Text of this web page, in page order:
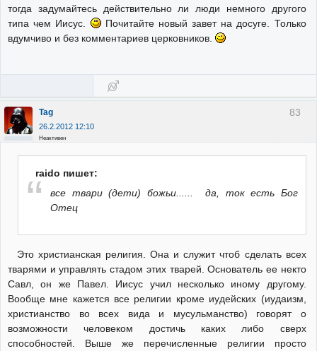
тогда задумайтесь действительно ли люди немного другого
типа чем Иисус.
Почитайте новый завет на досуге. Только
вдумчиво и без комментариев церковников.
83
Tag
26.2.2012 12:10
Неактивен
raido пишет:
все твари (дети) божьи...... да, ток есть Бог
Отец
Это христианская религия. Она и служит чтоб сделать всех
тварями и управлять стадом этих тварей. Основатель ее некто
Савл, он же Павел. Иисус учил несколько иному другому.
Вообще мне кажется все религии кроме иудейских (иудаизм,
христианство во всех вида и мусульманство) говорят о
возможности человеком достичь каких либо сверх
способностей. Выше же перечисленные религии просто